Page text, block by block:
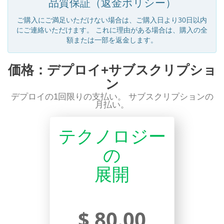
ご購入にご満足いただけない場合は、ご購入日より30日以内
にご連絡いただけます。 これに理由がある場合は、購入の全
額または一部を返金します。
価格：デプロイ+サブスクリプショ
ン
デプロイの1回限りの支払い。 サブスクリプションの
月払い。
テクノロジー
の
展開